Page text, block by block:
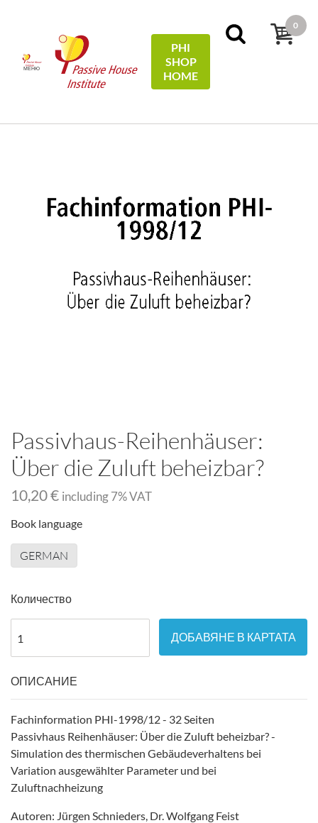
МЕНЮ
PHI
SHOP
HOME
0
Technical Information
Passivhaus-
Passivhaus-Reihenhäuser:
Über die Zuluft beheizbar?
10,20 € including 7% VAT
Book language
GERMAN
Количество
ДОБАВЯНЕ В КАРТАТА
ОПИСАНИЕ
Fachinformation PHI-1998/12 - 32 Seiten
Passivhaus Reihenhäuser: Über die Zuluft beheizbar? -
Simulation des thermischen Gebäudeverhaltens bei
Variation ausgewählter Parameter und bei
Zuluftnachheizung
Autoren: Jürgen Schnieders, Dr. Wolfgang Feist